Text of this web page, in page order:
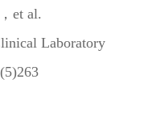
et al.
Laboratory